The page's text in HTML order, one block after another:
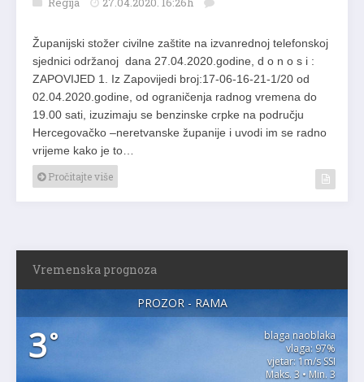
Županijski stožer civilne zaštite na izvanrednoj telefonskoj
sjednici održanoj dana 27.04.2020.godine, d o n o s i :
ZAPOVIJED 1. Iz Zapovijedi broj:17-06-16-21-1/20 od
02.04.2020.godine, od ograničenja radnog vremena do
19.00 sati, izuzimaju se benzinske crpke na području
Hercegovačko –neretvanske županije i uvodi im se radno
vrijeme kako je to…
Pročitajte više
Vremenska prognoza
PROZOR - RAMA
3°
blaga naoblaka
vlaga: 97%
vjetar: 1m/s SSI
Maks. 3 • Min. 3